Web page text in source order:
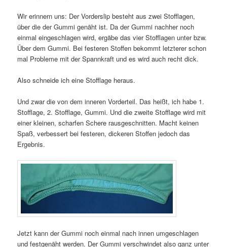
Wir erinnern uns: Der Vorderslip besteht aus zwei Stofflagen,
über die der Gummi genäht ist. Da der Gummi nachher noch
einmal eingeschlagen wird, ergäbe das vier Stofflagen unter bzw.
Über dem Gummi. Bei festeren Stoffen bekommt letzterer schon
mal Probleme mit der Spannkraft und es wird auch recht dick.
Also schneide ich eine Stofflage heraus.
Und zwar die von dem inneren Vorderteil. Das heißt, ich habe 1.
Stofflage, 2. Stofflage, Gummi. Und die zweite Stofflage wird mit
einer kleinen, scharfen Schere rausgeschnitten. Macht keinen
Spaß, verbessert bei festeren, dickeren Stoffen jedoch das
Ergebnis.
Jetzt kann der Gummi noch einmal nach innen umgeschlagen
und festgenäht werden. Der Gummi verschwindet also ganz unter